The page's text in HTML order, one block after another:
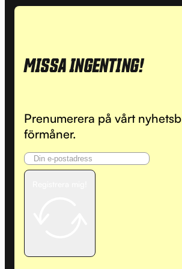
MISSA INGENTING!
Prenumerera på vårt
förmåner.